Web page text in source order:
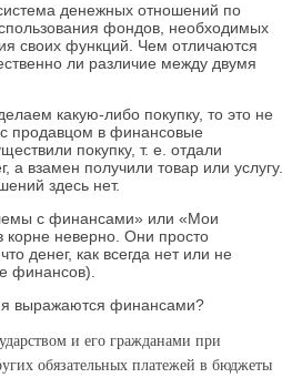
денежных отношений по
фондов, необходимых
своих функций. Чем отличаются
ли различие между двумя
какую-либо покупку, то это не
продавцом в финансовые
покупку, т. е. отдали
а взамен получили товар или услугу.
здесь нет.
с финансами» или «Мои
неверно. Они просто
денег, как всегда нет или не
финансов).
выражаются финансами?
и его гражданами при
обязательных платежей в бюджеты